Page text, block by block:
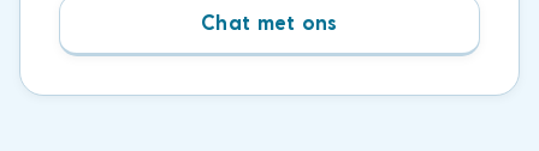
Chat met ons